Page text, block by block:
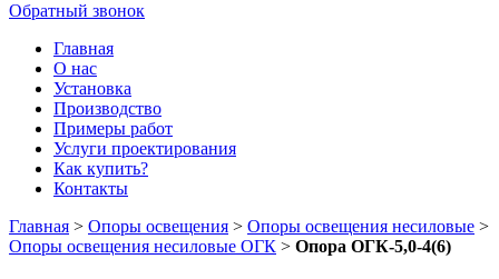
Обратный звонок
Главная
О нас
Установка
Производство
Примеры работ
Услуги проектирования
Как купить?
Контакты
Главная > Опоры освещения > Опоры освещения несиловые >
Опоры освещения несиловые ОГК > Опора ОГК-5,0-4(6)